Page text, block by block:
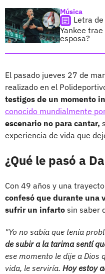
Música
Letra
Yankee
esposa?
El pasado jueves 27 de
realizado en el
testigos de un momento
conocido mundialmente
escenario no para cantar,
experiencia de vida que
¿Qué le pasó a
Con 49 años y una
confesó que durante una
sufrir un infarto sin saber
"Yo no sabía que tenía
de subir a la tarima sentí
ese momento le dije a Dios
vida, le serviría. Hoy estoy